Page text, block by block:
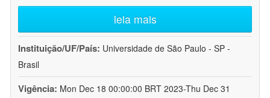
leia mais
Instituição/UF/País: Universidade de São Paulo - SP -
Brasil
Vigência: Mon Dec 18 00:00:00 BRT 2023-Thu Dec 31